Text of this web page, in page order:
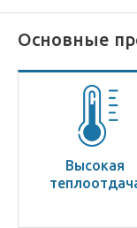
Основные
Высокая